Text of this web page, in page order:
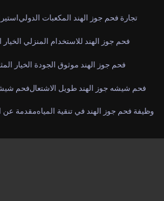
تجارة فحم جوز الهند المكعبات الدولي
فحم جوز الهند للاستخدام المنزلي الخيار
فحم جوز الهند موثوق الجودة الخيار
فحمفحم شيشه جوز الهند طويل الاشتعال
مقدمة عنوظيفة فحم جوز الهند في تنقية المياه